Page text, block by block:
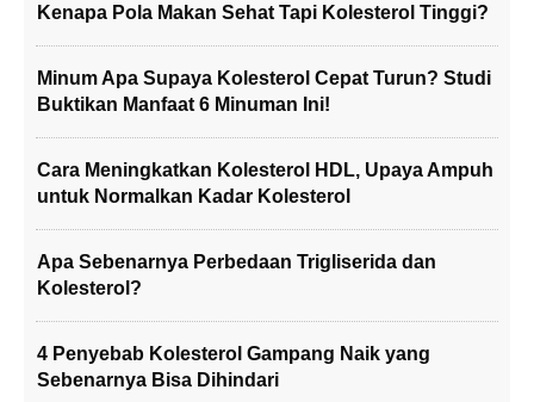
Kenapa Pola Makan Sehat Tapi Kolesterol Tinggi?
Minum Apa Supaya Kolesterol Cepat Turun? Studi
Buktikan Manfaat 6 Minuman Ini!
Cara Meningkatkan Kolesterol HDL, Upaya Ampuh
untuk Normalkan Kadar Kolesterol
Apa Sebenarnya Perbedaan Trigliserida dan
Kolesterol?
4 Penyebab Kolesterol Gampang Naik yang
Sebenarnya Bisa Dihindari